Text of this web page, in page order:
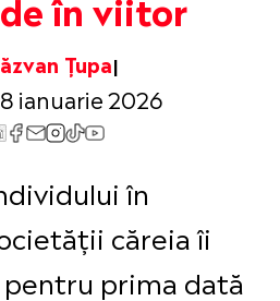
Țupa
ianuarie 2026
în
căreia îi
prima dată